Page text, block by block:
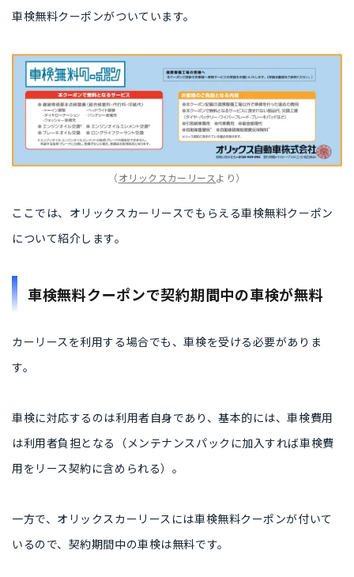
車検無料クーポンがついています。
（オリックスカーリースより）
ここでは、オリックスカーリースでもらえる車検無料クーポン
について紹介します。
車検無料クーポンで契約期間中の車検が無料
カーリースを利用する場合でも、車検を受ける必要がありま
す。
車検に対応するのは利用者自身であり、基本的には、車検費用
は利用者負担となる（メンテナンスパックに加入すれば車検費
用をリース契約に含められる）。
一方で、オリックスカーリースには車検無料クーポンが付いて
いるので、契約期間中の車検は無料です。